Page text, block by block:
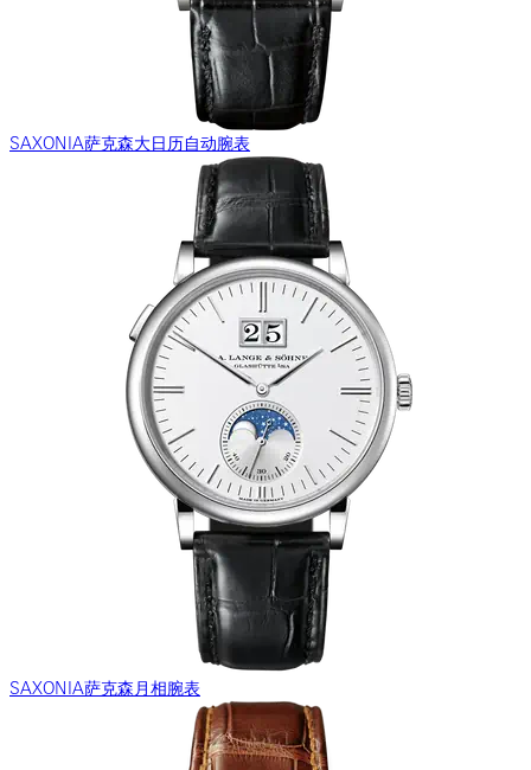
SAXONIA萨克森大日历自动腕表
SAXONIA萨克森月相腕表